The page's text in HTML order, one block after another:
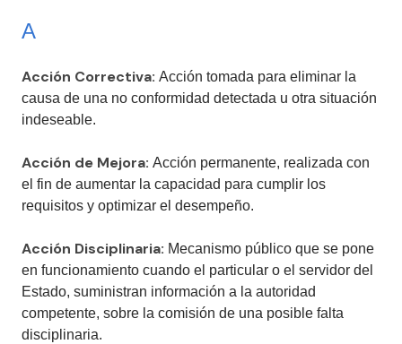
A
Acción Correctiva: Acción tomada para eliminar la
causa de una no conformidad detectada u otra situación
indeseable.
Acción de Mejora: ​Acción permanente, realizada con
el fin de aumentar la capacidad para cumplir los
requisitos y optimizar el desempeño.
Acción Disciplinaria: ​Mecanismo público que se pone
en funcionamiento cuando el particular o el servidor del
Estado, suministran información a la autoridad
competente, sobre la comisión de una posible falta
disciplinaria.